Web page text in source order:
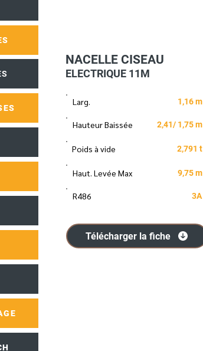
NACELLE CISEAU
ELECTRIQUE 11M
Larg. 1,16 m
Hauteur Baissée 2,41/ 1,75 m
Poids à vide 2,791 t
Haut. Levée Max 9,75 m
R486 3A
Télécharger la fiche